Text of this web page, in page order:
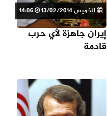
الخميس 13/02/2014
إيران جاهزة لأي حرب
قادمة